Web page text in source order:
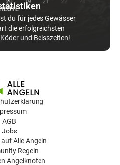
du für jedes Gewässer
die erfolgreichsten
und Beisszeiten!
AGB
Jobs
Alle Angeln
Regeln
Angelknoten